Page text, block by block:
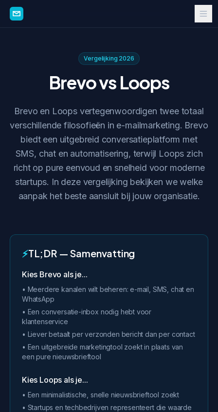
Vergelijking 2026
Brevo vs Loops
Brevo en Loops vertegenwoordigen twee totaal
verschillende filosofieën in e-mailmarketing. Brevo
biedt een uitgebreid conversatieplatform met
SMS, chat en automatisering, terwijl Loops zich
richt op pure eenvoud en snelheid voor moderne
startups. In deze vergelijking bekijken we welke
aanpak het beste aansluit bij jouw organisatie.
⚡TL;DR — Samenvatting
Kies Brevo als je...
• Meerdere kanalen wilt beheren: e-mail, SMS, chat en
WhatsApp
• Een conversatie-inbox nodig hebt voor
klantenservice
• Liever betaalt per verzonden bericht dan per contact
• Een uitgebreide marketingtool zoekt in plaats van
een pure nieuwsbrieftool
Kies Loops als je...
• Een minimalistische, snelle nieuwsbrieftool zoekt
• Startups en techbedrijven representeert die waarde